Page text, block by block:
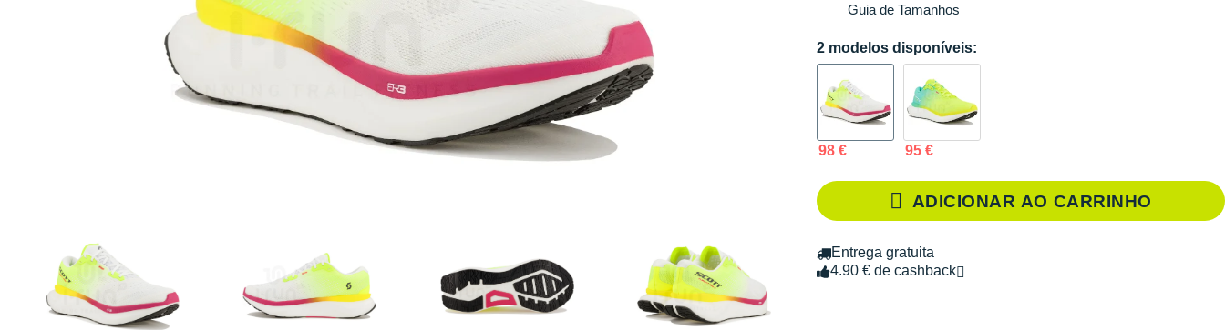
Guia de Tamanhos
2 modelos disponíveis:
98 € 95 €
ADICIONAR AO CARRINHO
Entrega gratuita
4.90 € de cashback